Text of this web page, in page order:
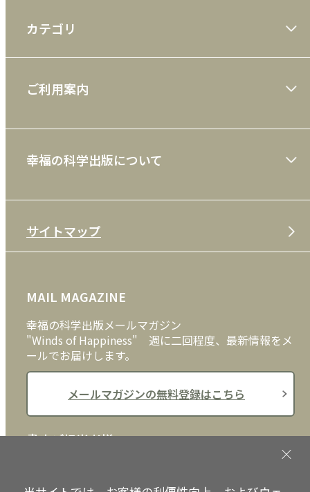
カテゴリ
雑誌
CD
DVD・ブルーレイ
外国語
ご利用案内
利用規約
特定商取引法
プライバシーポリシー
クッキーポリシー
幸福の科学出版について
メディア・ライブラリー
サイトマップ
MAIL MAGAZINE
幸福の科学出版メールマガジン
"Winds of Happiness" 週に二回程度、最新情報をメ
ールでお届けします。
メールマガジンの無料登録はこちら
書店ご担当者様へ
おります。ぜひ、ダウンロードの上、ご活用くださ